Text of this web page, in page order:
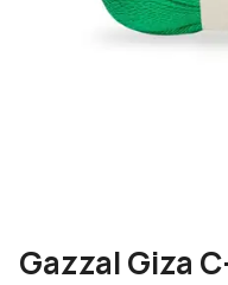
Gazzal Giza